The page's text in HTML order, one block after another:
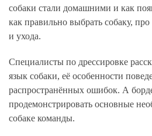
собаки стали домашними и как
как правильно выбрать собаку,
и ухода.
Специалисты по дрессировке
язык собаки, её особенности
распространённых ошибок. А
продемонстрировать основные
собаке команды.